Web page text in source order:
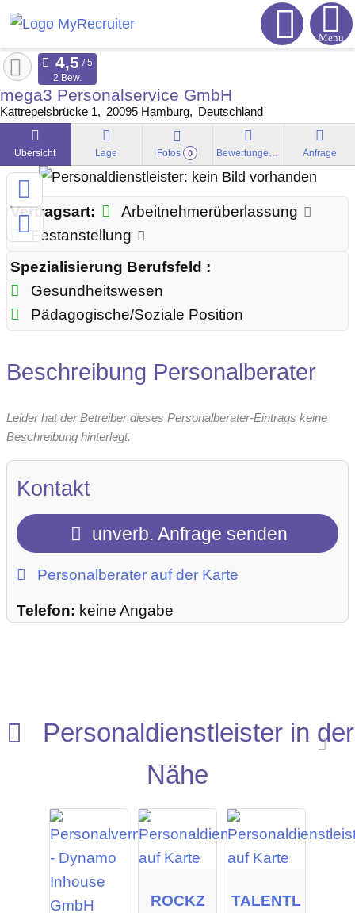
Menu
mega3 Personalservice GmbH
Kattrepelsbrücke 1 20095 Hamburg Deutschland
2 Bew.
Übersicht Lage Fotos 0 Bewertungen Anfrage
Vertragsart:
Arbeitnehmerüberlassung
Festanstellung
Spezialisierung Berufsfeld :
Gesundheitswesen
Pädagogische/Soziale Position
Beschreibung Personalberater
Leider hat der Betreiber dieses Personalberater-Eintrags keine
Beschreibung hinterlegt.
Kontakt
unverb. Anfrage senden
Personalberater auf der Karte
Telefon: keine Angabe
Personaldienstleister in der
Nähe
ROCKZ
TALENTL